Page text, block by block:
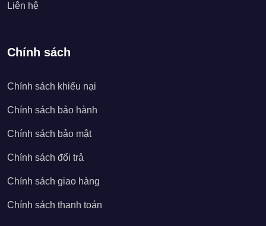
Liên hệ
Chính sách
Chính sách khiếu nại
Chính sách bảo hành
Chính sách bảo mật
Chính sách đổi trả
Chính sách giao hàng
Chính sách thanh toán